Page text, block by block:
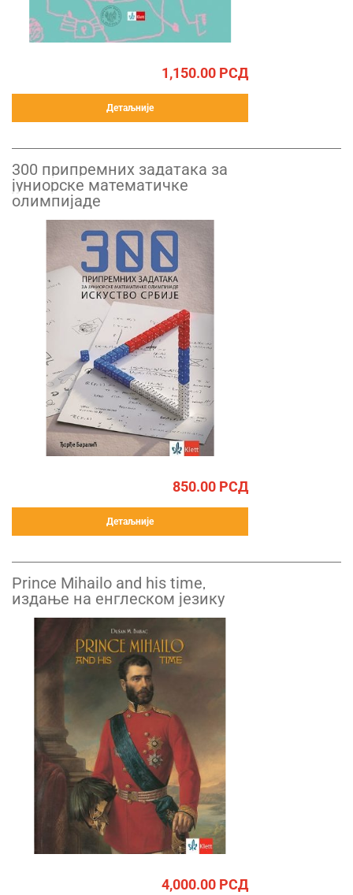
1,150.00 РСД
Детаљније
300 припремних задатака за
јуниорске математичке
олимпијаде
850.00 РСД
Детаљније
Prince Mihailo and his time,
издање на енглеском језику
4,000.00 РСД